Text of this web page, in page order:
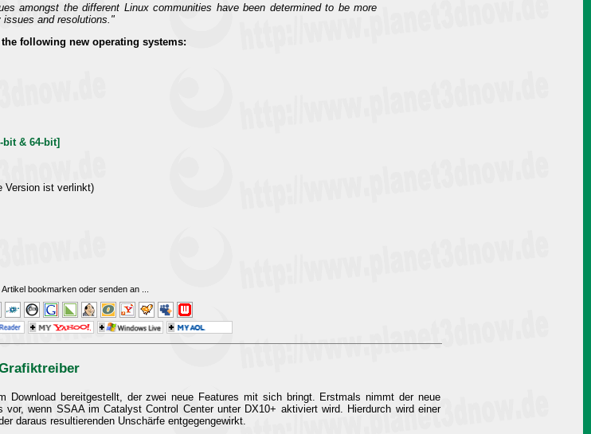
amongst the different Linux communities have been determined to be more
and resolutions."
following new operating systems:
& 64-bit]
Version ist verlinkt)
Artikel bookmarken oder senden an
Download bereitgestellt, der zwei neue Features mit sich bringt. Erstmals nimmt der neue
vor, wenn SSAA im Catalyst Control Center unter DX10+ aktiviert wird. Hierdurch wird einer
daraus resultierenden Unschärfe entgegengewirkt.